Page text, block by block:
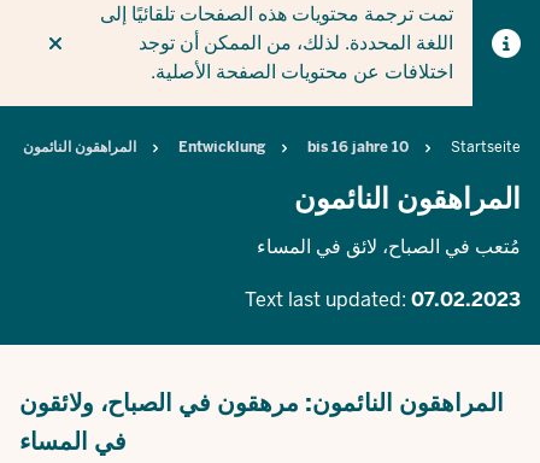
تمت ترجمة محتويات هذه الصفحات تلقائيًا إلى
اللغة المحددة. لذلك، من الممكن أن توجد
اختلافات عن محتويات الصفحة الأصلية.
Breadcrumb
Startseite
10 bis 16 jahre
Entwicklung المراهقون النائمون
المراهقون النائمون
مُتعب في الصباح، لائق في المساء
Text last updated: 07.02.2023
المراهقون النائمون: مرهقون في الصباح، ولائقون
في المساء